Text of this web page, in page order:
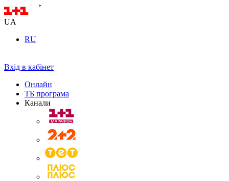
UA
RU
Вхід в кабінет
Онлайн
ТБ програма
Канали